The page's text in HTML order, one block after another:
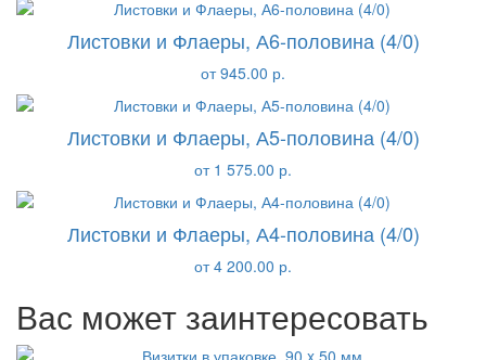
Листовки и Флаеры, А6-половина (4/0)
от 945.00 р.
Листовки и Флаеры, А5-половина (4/0)
от 1 575.00 р.
Листовки и Флаеры, А4-половина (4/0)
от 4 200.00 р.
Вас может заинтересовать